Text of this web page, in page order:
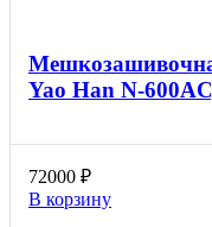
Yao Han N-
72000 ₽
В корзину